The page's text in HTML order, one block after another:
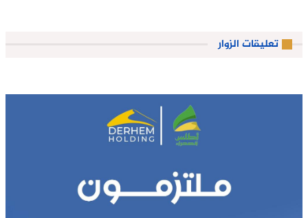
تعليقات الزوار